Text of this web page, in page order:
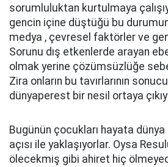
sorumluluktan kurtulmaya
gencin içine düştüğü bu
medya , çevresel faktörler ve
Sorunu dış etkenlerde arayan
olmak yerine çözümsüzlüğe
Zira onların bu tavırlarının
dünyaperest bir nesil ortaya
Bugünün çocukları hayata
açısı ile yaklaşıyorlar. Oysa
ölecekmiş gibi ahiret hiç